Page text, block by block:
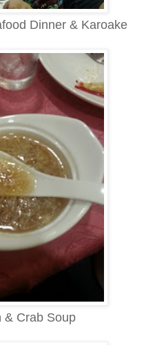
Dinner & Karoake
& Crab Soup